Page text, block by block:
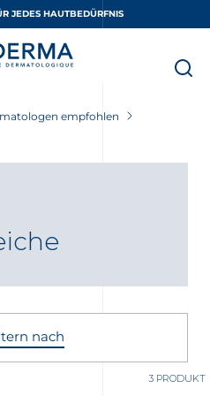
JEDES HAUTBEDÜRFNIS
empfohlen
nach
3 PRODUKT